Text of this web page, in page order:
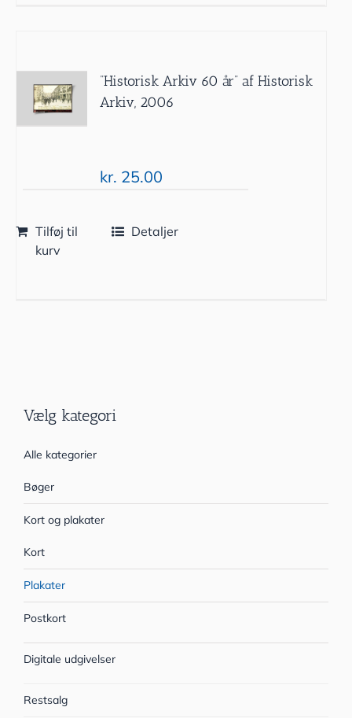
”Historisk Arkiv 60 år” af Historisk
Arkiv, 2006
kr. 25.00
Tilføj til
kurv
Detaljer
Vælg kategori
Alle kategorier
Bøger
Kort og plakater
Kort
Plakater
Postkort
Digitale udgivelser
Restsalg